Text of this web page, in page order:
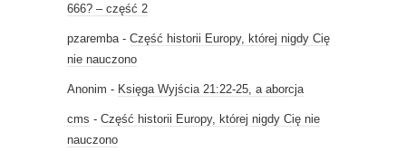
666? – część 2
pzaremba - Część historii Europy, której nigdy Cię
nie nauczono
Anonim - Księga Wyjścia 21:22-25, a aborcja
cms - Część historii Europy, której nigdy Cię nie
nauczono